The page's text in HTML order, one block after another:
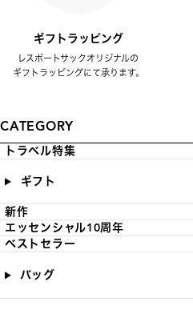
ギフトラッピング
レスポートサックオリジナルの
ギフトラッピングにて承ります。
CATEGORY
トラベル特集
ギフト
新作
エッセンシャル10周年
ベストセラー
バッグ